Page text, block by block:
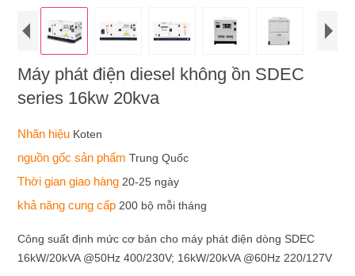
Máy phát điện diesel không ồn SDEC
series 16kw 20kva
Nhãn hiệu Koten
nguồn gốc sản phẩmTrung Quốc
Thời gian giao hàng 20-25 ngày
khả năng cung cấp 200 bộ mỗi tháng
Công suất định mức cơ bản cho máy phát điện dòng SDEC
16kW/20kVA @50Hz 400/230V; 16kW/20kVA @60Hz 220/127V